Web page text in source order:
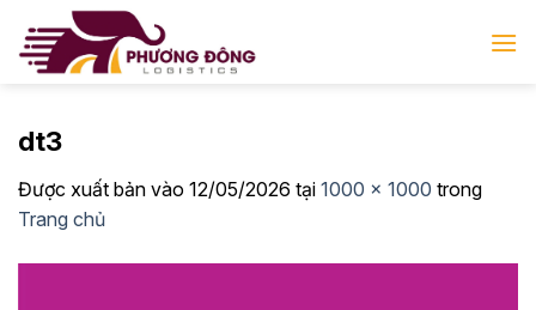
qua
dt3
Được xuất bản vào 12/05/2026 tại 1000 × 1000 trong
Trang chủ